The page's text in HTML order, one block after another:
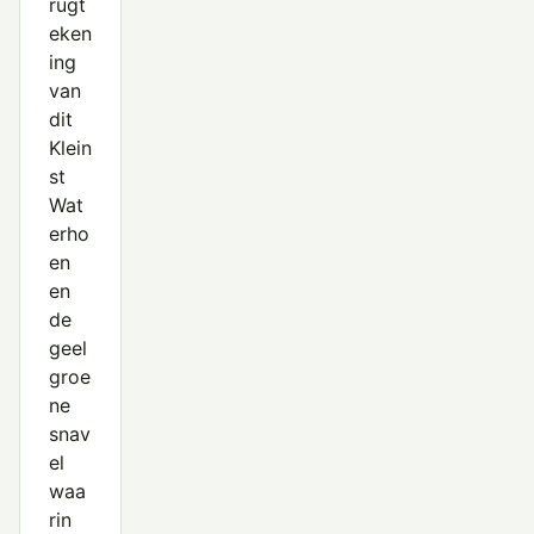
rugt
eken
ing
van
dit
Klein
st
Wat
erho
en
en
de
geel
groe
ne
snav
el
waa
rin